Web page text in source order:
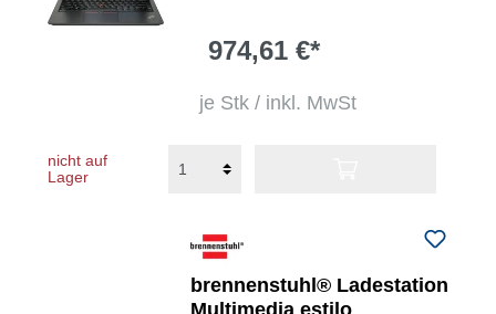
974,61 €*
je Stk / inkl. MwSt
nicht auf
Lager
brennenstuhl® Ladestation
Multimedia estilo